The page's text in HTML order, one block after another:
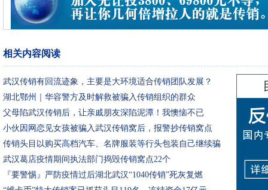
相关内容阅读
武汉传销有回流迹象，主要是大环境适合传销团队发展？
湖北鄂州｜华容警方及时解救被骗入传销组织的群众
父母陷武汉传销后，让亲戚朋友深陷泥潭！我懊恼不已
小伙因网恋见女孩被骗入武汉传销窝后，报警抄传销窝点
传销头目以购买高档汽车、名牌服装等行头包装自己继续骗
武汉葛店疫情期间执法部门捣毁传销窝点22个
『要警惕』严防疫情过后湖北武汉“1040传销”死灰复燃